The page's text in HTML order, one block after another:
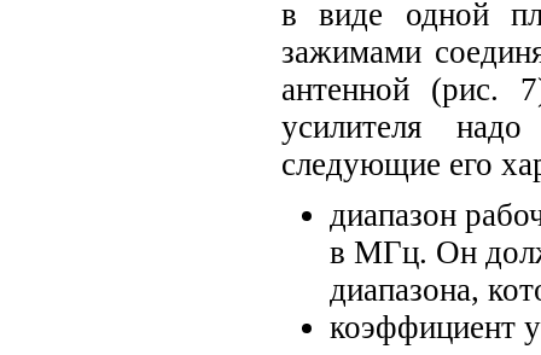
в виде одной
зажимами
антенной (рис.
усилителя
следующие его
диапазон
в МГц. Он
диапазона,
коэффициент